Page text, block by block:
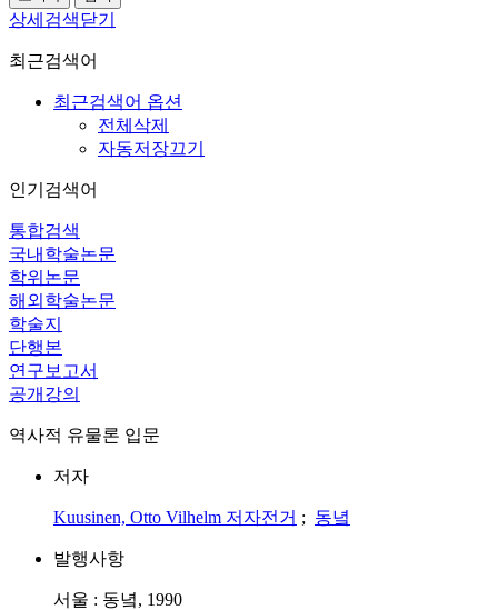
상세검색닫기
최근검색어
최근검색어 옵션
전체삭제
자동저장끄기
인기검색어
통합검색
국내학술논문
학위논문
해외학술논문
학술지
단행본
연구보고서
공개강의
역사적 유물론 입문
저자
Kuusinen, Otto Vilhelm 저자전거 ; 동녘
발행사항
서울 : 동녘, 1990